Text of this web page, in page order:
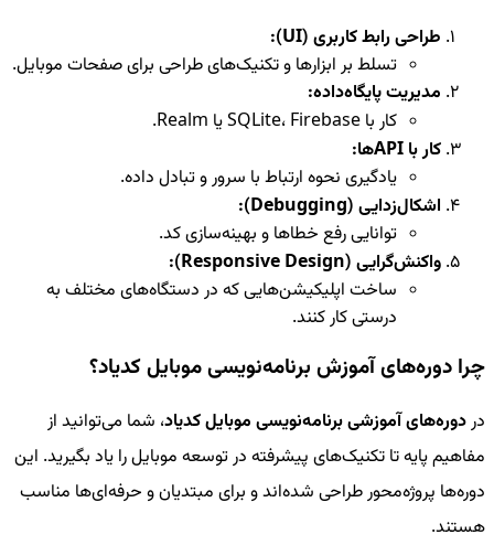
طراحی رابط کاربری (UI):
تسلط بر ابزارها و تکنیک‌های طراحی برای صفحات موبایل.
مدیریت پایگاه‌داده:
کار با SQLite، Firebase یا Realm.
کار با APIها:
یادگیری نحوه ارتباط با سرور و تبادل داده.
اشکال‌زدایی (Debugging):
توانایی رفع خطاها و بهینه‌سازی کد.
واکنش‌گرایی (Responsive Design):
ساخت اپلیکیشن‌هایی که در دستگاه‌های مختلف به
درستی کار کنند.
چرا دوره‌های آموزش برنامه‌نویسی موبایل کدیاد؟
دردوره‌های آموزشی برنامه‌نویسی موبایل کدیاد، شما می‌توانید از
مفاهیم پایه تا تکنیک‌های پیشرفته در توسعه موبایل را یاد بگیرید. این
دوره‌ها پروژه‌محور طراحی شده‌اند و برای مبتدیان و حرفه‌ای‌ها مناسب
هستند.